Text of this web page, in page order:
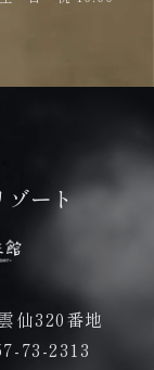
ゾート
仙320番地
73-2313